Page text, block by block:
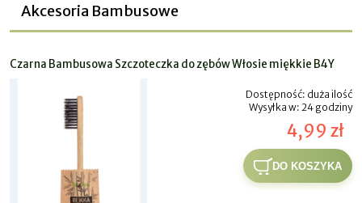
Akcesoria Bambusowe
Czarna Bambusowa Szczoteczka do zębów Włosie miękkie B4Y
Dostępność: duża ilość
Wysyłka w: 24 godziny
4,99 zł
DO KOSZYKA